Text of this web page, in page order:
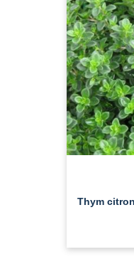
Thym citron